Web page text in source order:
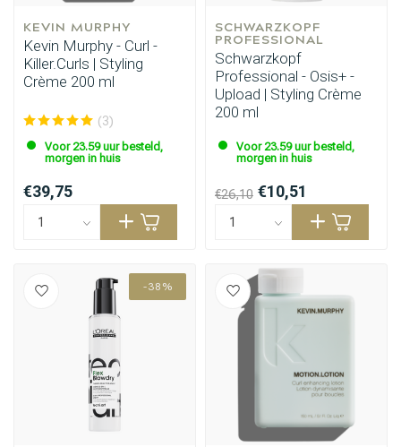
KEVIN MURPHY
Kevin Murphy - Curl -
Killer.Curls | Styling
Crème 200 ml
(3)
Voor 23.59 uur besteld,
morgen in huis
€39,75
SCHWARZKOPF
PROFESSIONAL
Schwarzkopf
Professional - Osis+ -
Upload | Styling Crème
200 ml
Voor 23.59 uur besteld,
morgen in huis
€26,10 €10,51
-38%